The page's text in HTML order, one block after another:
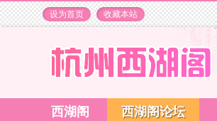
设为首页 收藏本站
西湖阁 西湖阁论坛